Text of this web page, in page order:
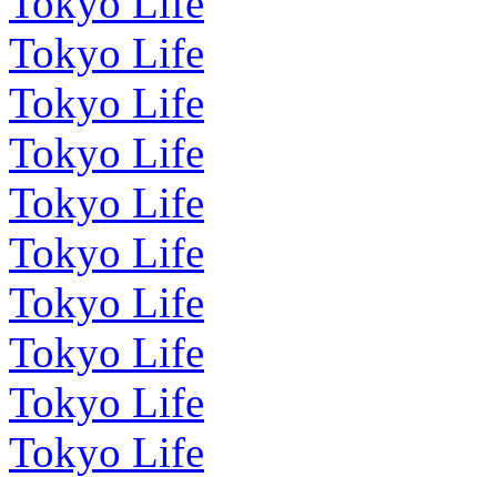
Tokyo Life
Tokyo Life
Tokyo Life
Tokyo Life
Tokyo Life
Tokyo Life
Tokyo Life
Tokyo Life
Tokyo Life